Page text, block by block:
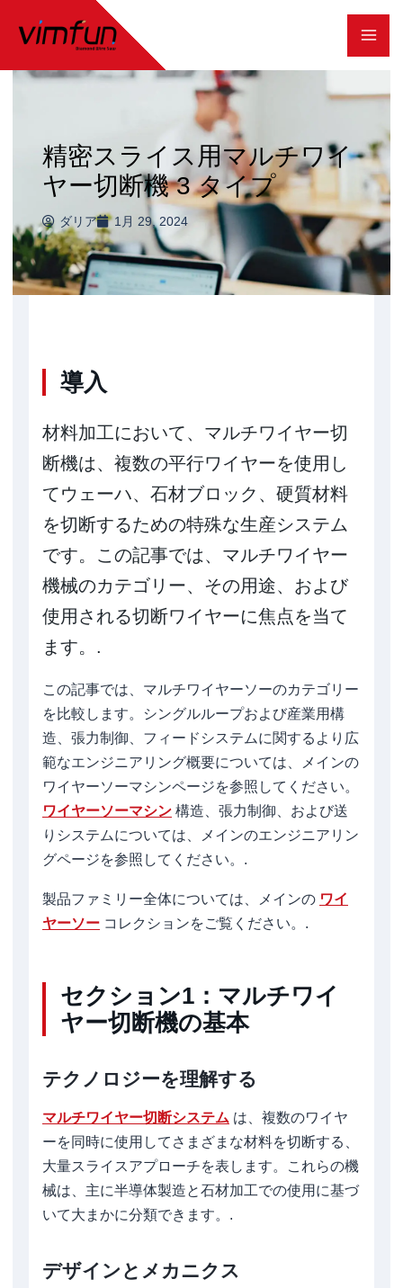
テ
キ
ッ
プ
精密スライス用マルチワイ
ヤー切断機 3 タイプ
ダリア 1月 29, 2024
導入
材料加工において、マルチワイヤー切
断機は、複数の平行ワイヤーを使用し
てウェーハ、石材ブロック、硬質材料
を切断するための特殊な生産システム
です。この記事では、マルチワイヤー
機械のカテゴリー、その用途、および
使用される切断ワイヤーに焦点を当て
ます。.
この記事では、マルチワイヤーソーのカテゴリー
を比較します。シングルループおよび産業用構
造、張力制御、フィードシステムに関するより広
範なエンジニアリング概要については、メインの
ワイヤーソーマシンページを参照してください。
ワイヤーソーマシン 構造、張力制御、および送
りシステムについては、メインのエンジニアリン
グページを参照してください。.
製品ファミリー全体については、メインの ワイ
ヤーソー コレクションをご覧ください。.
セクション1：マルチワイ
ヤー切断機の基本
テクノロジーを理解する
マルチワイヤー切断システム は、複数のワイヤ
ーを同時に使用してさまざまな材料を切断する、
大量スライスアプローチを表します。これらの機
械は、主に半導体製造と石材加工での使用に基づ
いて大まかに分類できます。.
デザインとメカニクス